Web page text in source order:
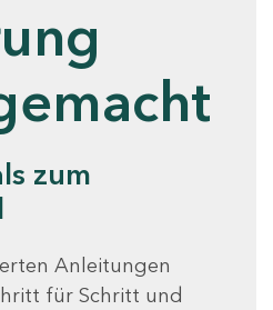
zum
Anleitungen
für Schritt und